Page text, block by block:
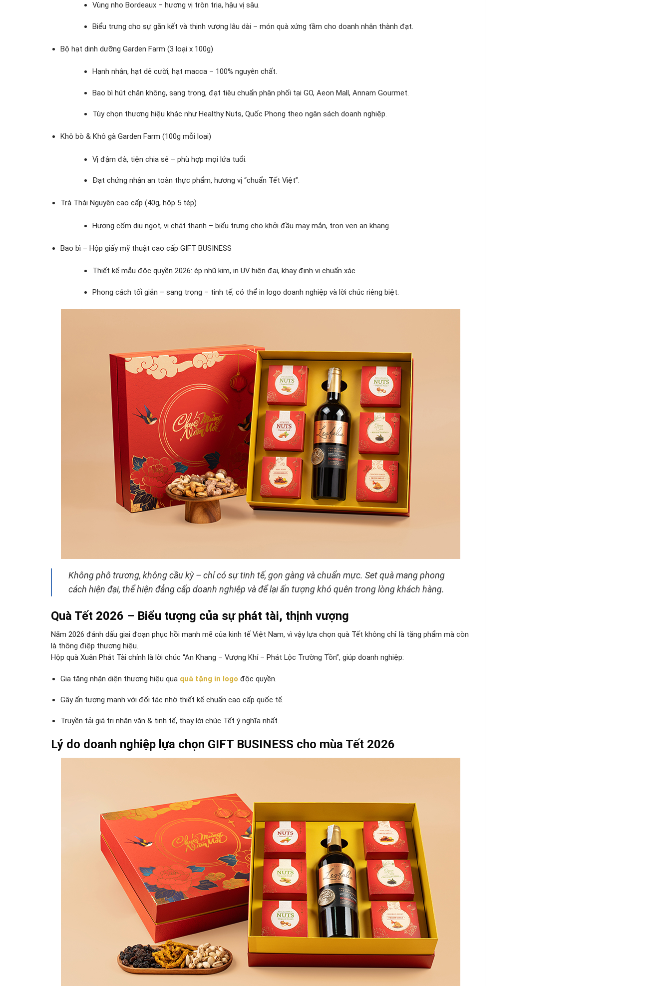
Vùng nho Bordeaux – hương vị tròn trịa, hậu vị sâu.
Biểu trưng cho sự gắn kết và thịnh vượng lâu dài – món quà xứng tầm cho doanh nhân thành đạt.
Bộ hạt dinh dưỡng Garden Farm (3 loại x 100g)
Hạnh nhân, hạt dẻ cười, hạt macca – 100% nguyên chất.
Bao bì hút chân không, sang trọng, đạt tiêu chuẩn phân phối tại GO, Aeon Mall, Annam Gourmet.
Tùy chọn thương hiệu khác như Healthy Nuts, Quốc Phong theo ngân sách doanh nghiệp.
Khô bò & Khô gà Garden Farm (100g mỗi loại)
Vị đậm đà, tiện chia sẻ – phù hợp mọi lứa tuổi.
Đạt chứng nhận an toàn thực phẩm, hương vị “chuẩn Tết Việt”.
Trà Thái Nguyên cao cấp (40g, hộp 5 tép)
Hương cốm dịu ngọt, vị chát thanh – biểu trưng cho khởi đầu may mắn, trọn vẹn an khang.
Bao bì – Hộp giấy mỹ thuật cao cấp GIFT BUSINESS
Thiết kế mẫu độc quyền 2026: ép nhũ kim, in UV hiện đại, khay định vị chuẩn xác
Phong cách tối giản – sang trọng – tinh tế, có thể in logo doanh nghiệp và lời chúc riêng biệt.
Không phô trương, không cầu kỳ – chỉ có sự tinh tế, gọn gàng và chuẩn mực. Set quà mang phong
cách hiện đại, thể hiện đẳng cấp doanh nghiệp và để lại ấn tượng khó quên trong lòng khách hàng.
Quà Tết 2026 – Biểu tượng của sự phát tài, thịnh vượng
Năm 2026 đánh dấu giai đoạn phục hồi mạnh mẽ của kinh tế Việt Nam, vì vậy lựa chọn quà Tết không chỉ là tặng phẩm mà còn
là thông điệp thương hiệu.
Hộp quà Xuân Phát Tài chính là lời chúc “An Khang – Vượng Khí – Phát Lộc Trường Tồn”, giúp doanh nghiệp:
Gia tăng nhận diện thương hiệu qua quà tặng in logo độc quyền.
Gây ấn tượng mạnh với đối tác nhờ thiết kế chuẩn cao cấp quốc tế.
Truyền tải giá trị nhân văn & tinh tế, thay lời chúc Tết ý nghĩa nhất.
Lý do doanh nghiệp lựa chọn GIFT BUSINESS cho mùa Tết 2026